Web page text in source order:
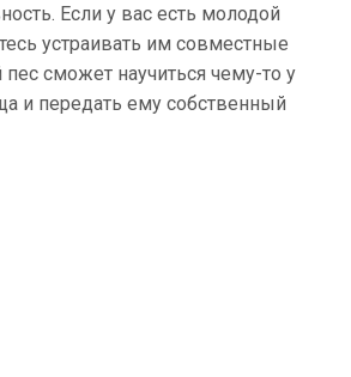
Если у вас есть молодой
устраивать им совместные
сможет научиться чему-то у
и передать ему собственный